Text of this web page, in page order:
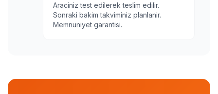
Araciniz test edilerek teslim edilir.
Sonraki bakim takviminiz planlanir.
Memnuniyet garantisi.